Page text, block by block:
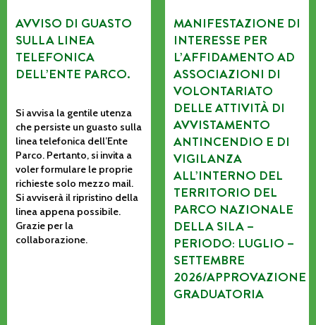
AVVISO DI GUASTO
SULLA LINEA
TELEFONICA
DELL’ENTE PARCO.
Si avvisa la gentile utenza
che persiste un guasto sulla
linea telefonica dell’Ente
Parco. Pertanto, si invita a
voler formulare le proprie
richieste solo mezzo mail.
Si avviserà il ripristino della
linea appena possibile.
Grazie per la
collaborazione.
MANIFESTAZIONE DI
INTERESSE PER
L’AFFIDAMENTO AD
ASSOCIAZIONI DI
VOLONTARIATO
DELLE ATTIVITÀ DI
AVVISTAMENTO
ANTINCENDIO E DI
VIGILANZA
ALL’INTERNO DEL
TERRITORIO DEL
PARCO NAZIONALE
DELLA SILA –
PERIODO: LUGLIO –
SETTEMBRE
2026/APPROVAZIONE
GRADUATORIA